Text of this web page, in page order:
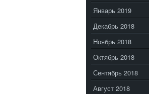
Январь 2019
Декабрь 2018
Ноябрь 2018
Октябрь 2018
Сентябрь 2018
Август 2018